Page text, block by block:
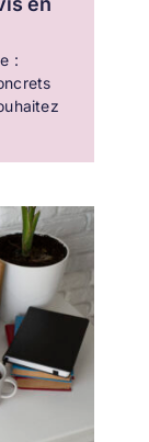
: